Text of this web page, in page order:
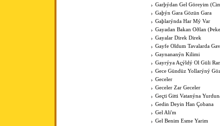
Garþýdan Gel Göreyim
Gaþýn Gara Gözün Gara
Gaþlarýnda Har Mý Var
Gayadan Bakan Oðlan
Gayalar Direk Direk
Gayfe Oldum Tavalarda
Gaynananýn Kilimi
Gayrýya Açýldý Ol Güli
Gece Gündüz Yollarýný
Geceler
Geceler Zar Geceler
Geçti Gitti Vatanýna
Gedin Deyin Han Çobana
Gel Ali'm
Gel Benim Esme Yarim